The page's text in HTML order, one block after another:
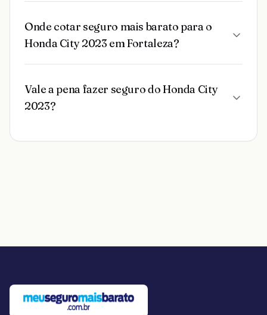
Onde cotar seguro mais barato para o
Honda City 2023 em Fortaleza?
Vale a pena fazer seguro do Honda City
2023?